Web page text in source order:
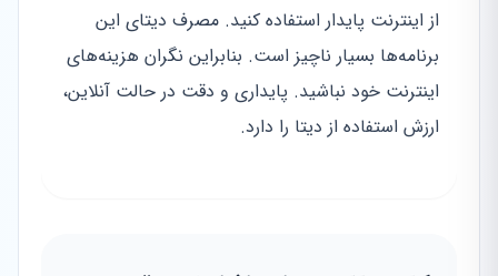
از اینترنت پایدار استفاده کنید. مصرف دیتای این
برنامه‌ها بسیار ناچیز است. بنابراین نگران هزینه‌های
اینترنت خود نباشید. پایداری و دقت در حالت آنلاین،
ارزش استفاده از دیتا را دارد.